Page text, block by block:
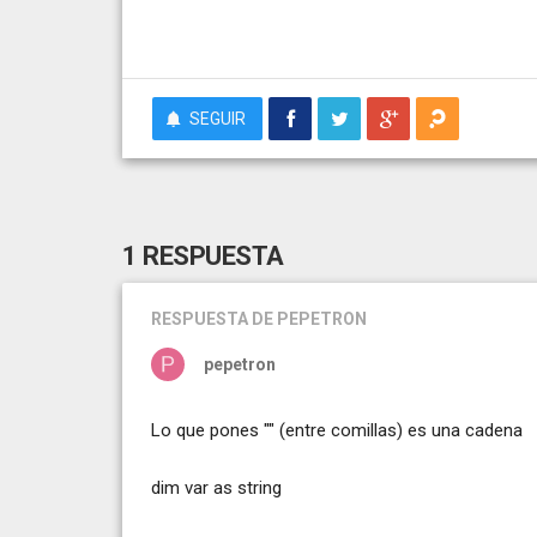
SEGUIR
1 RESPUESTA
RESPUESTA DE PEPETRON
pepetron
Lo que pones "" (entre comillas) es una cadena
dim var as string